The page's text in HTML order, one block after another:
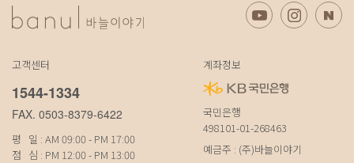
고객센터
1544-1334
FAX. 0503-8379-6422
평 일 : AM 09:00 - PM 17:00
점 심 : PM 12:00 - PM 13:00
계좌정보
국민은행
498101-01-268463
예금주 : (주)바늘이야기